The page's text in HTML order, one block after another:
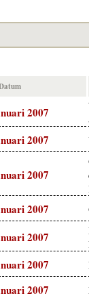
2007
2007
2007
2007
2007
2007
2007